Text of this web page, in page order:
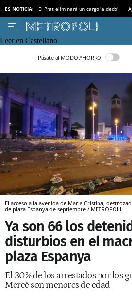
ES NOTICIA: El Prat eliminará un cargo 'a dedo'
Leer en Castellano
Pásate al MODO AHORRO
El acceso a la avenida de Maria Cristina,
de plaza Espanya de septiembre / METRÓPOLI
Ya son 66 los
disturbios en el
plaza Espanya
El 30% de los arrestados por los
Mercè son menores de edad